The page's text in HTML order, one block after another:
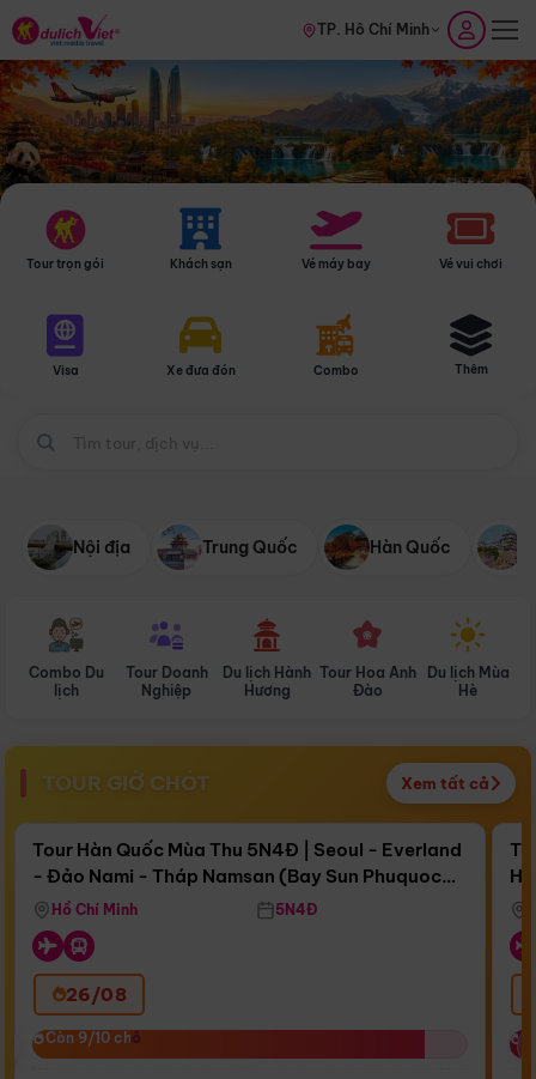
TP. Hồ Chí Minh
Tour trọn gói Khách sạn Vé máy bay Vé vui chơi
Visa Xe đưa đón Combo Thêm
Nội địa Trung Quốc Hàn Quốc
Combo Du
lịch
Tour Doanh
Nghiệp
Du lịch Hành
Hương
Tour Hoa Anh
Đào
Du lịch Mùa
Hè
TOUR GIỜ CHÓT Xem tất cả
Còn16 ngày 21:22:44
Bay Sun Phuquoc Airways
Điểm nổi bật
Tour Hàn Quốc Mùa Thu 5N4Đ | Seoul - Everland
- Đảo Nami - Tháp Namsan (Bay Sun Phuquoc
Airways)
Hồ Chí Minh 5N4Đ
26/08
Còn 9/10 chỗ
Còn 9/10 chỗ